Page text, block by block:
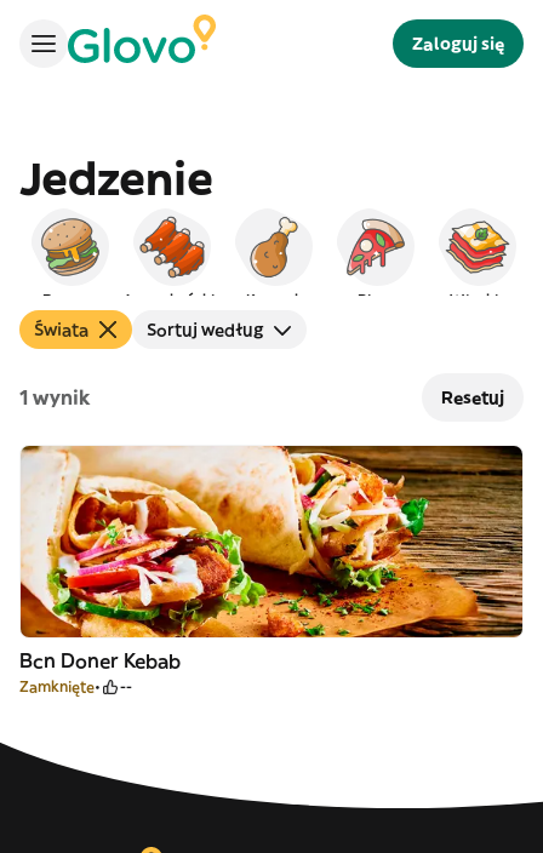
Zaloguj się
Jedzenie
Burgery Amerykańskie Kurczak Pizza Włoskie
Świata Sortuj według
1 wynik Resetuj
Bcn Doner Kebab
Zamknięte --